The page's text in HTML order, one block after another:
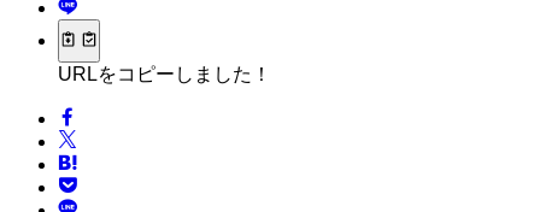
URLをコピーしました！